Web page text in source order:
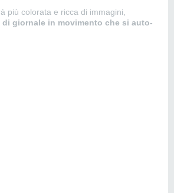
più colorata e ricca di immagini,
giornale in movimento che si auto-